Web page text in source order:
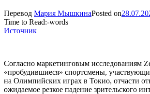
Перевод Мария МышкинаPosted on
Time to Read:-words
Источник
Согласно маркетинговым исследованиям
«пробудившиеся» спортсмены,
на Олимпийских играх в Токио, отчасти
ожидаемое резкое падение зрительского